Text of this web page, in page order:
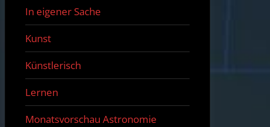
In eigener Sache
Kunst
Künstlerisch
Lernen
Monatsvorschau Astronomie